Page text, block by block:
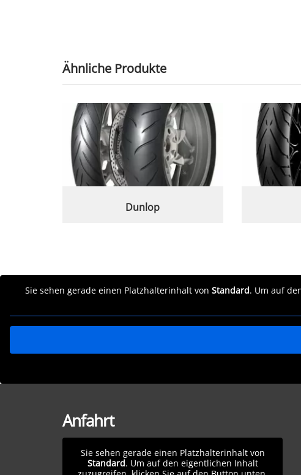
Ähnliche Produkte
Dunlop
Sie sehen gerade einen Platzhalterinhalt von Standard. Um auf
Anfahrt
Sie sehen gerade einen Platzhalterinhalt von
Standard. Um auf den eigentlichen Inhalt